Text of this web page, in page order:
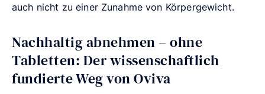
auch nicht zu einer Zunahme von Körpergewicht.
Nachhaltig abnehmen – ohne
Tabletten: Der wissenschaftlich
fundierte Weg von Oviva